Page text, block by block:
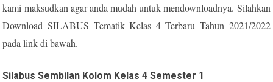
kami maksudkan agar anda mudah untuk mendownloadnya. Silahkan
Download SILABUS Tematik Kelas 4 Terbaru Tahun 2021/2022
pada link di bawah.
Silabus Sembilan Kolom Kelas 4 Semester 1